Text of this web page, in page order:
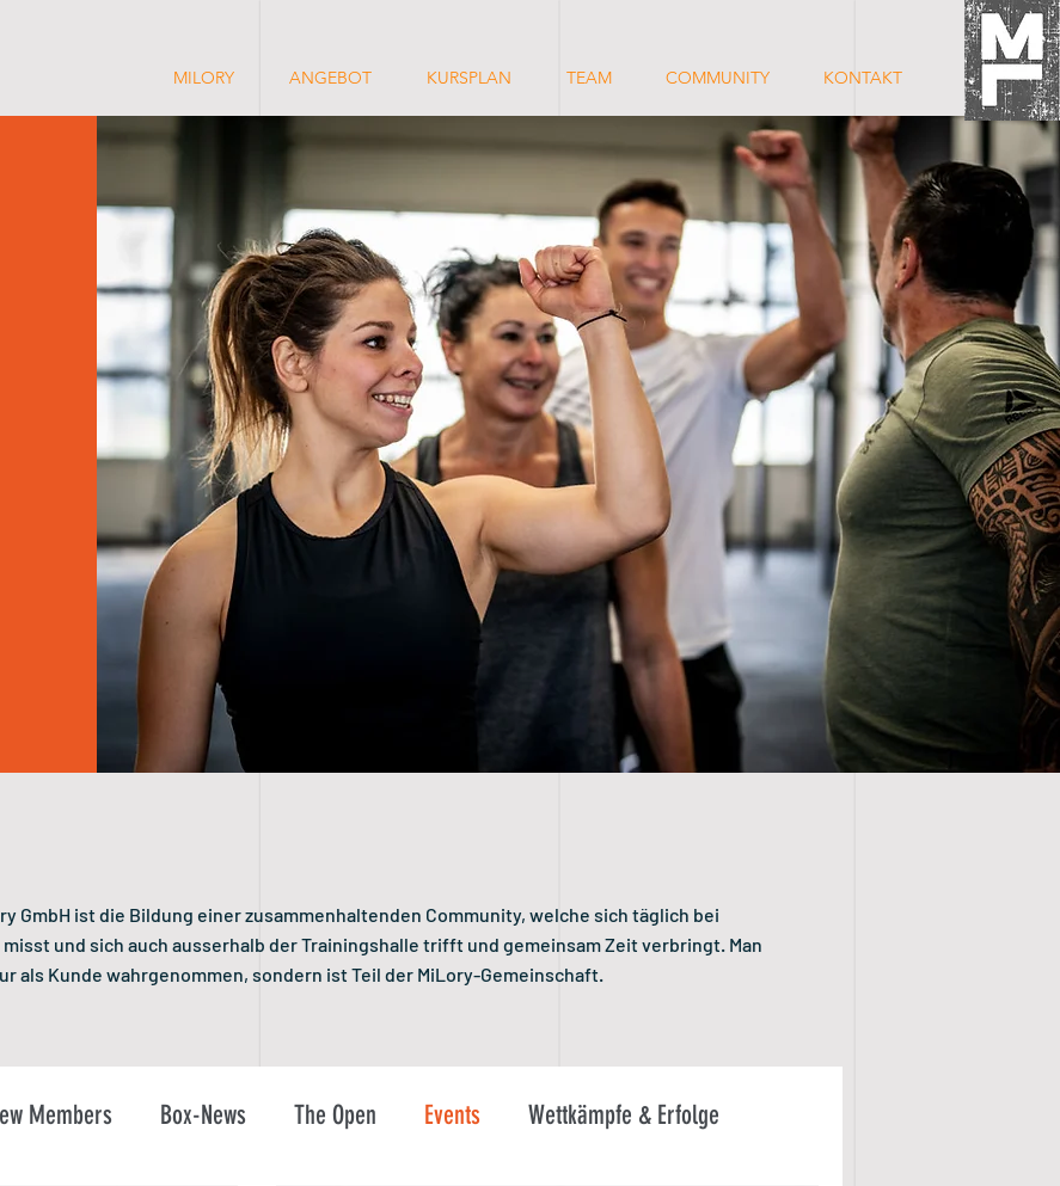
MILORY ANGEBOT KURSPLAN TEAM COMMUNITY KONTAKT
GmbH ist die Bildung einer zusammenhaltenden Community, welche sich täglich bei
und sich auch ausserhalb der Trainingshalle trifft und gemeinsam Zeit verbringt. Man
als Kunde wahrgenommen, sondern ist Teil der MiLory-Gemeinschaft.
Members Box-News The Open Events Wettkämpfe & Erfolge